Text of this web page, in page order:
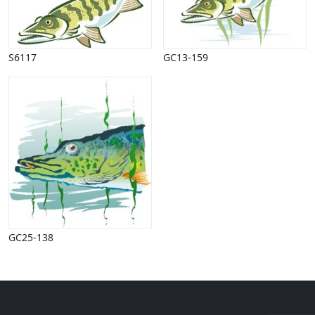
Halloween
Håndværk
Haven
Huse, bygninger
Kærlighed, bryllup
Kommunikation, nyhedsformidling
Køretøjer
Landbrug
Lov, orden
Lyd, billede
Mad, drikke
Mærkedage
Marked, kræmmere
S6117 GC13-159
GC25-138